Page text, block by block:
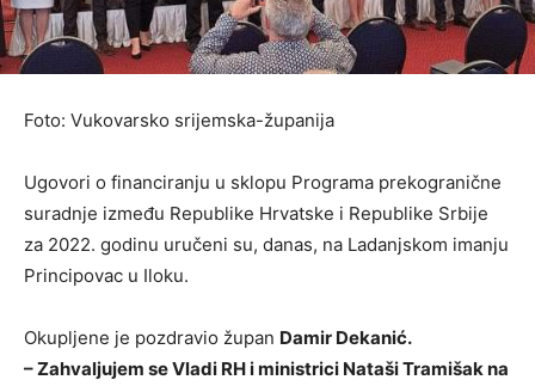
Foto: Vukovarsko srijemska-županija
Ugovori o financiranju u sklopu Programa prekogranične
suradnje između Republike Hrvatske i Republike Srbije
za 2022. godinu uručeni su, danas, na Ladanjskom imanju
Principovac u Iloku.
Okupljene je pozdravio župan Damir Dekanić.
– Zahvaljujem se Vladi RH i ministrici Nataši Tramišak na